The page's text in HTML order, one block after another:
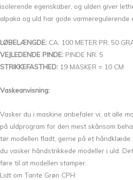
isolerende egenskaber, og ulden giver
alpaka og uld har gode varmeregulerende
LØBELÆNGDE: CA. 100 METER PR. 50
VEJLEDENDE PINDE: PINDE NR. 5
STRIKKEFASTHED: 19 MASKER = 10 CM
Vaskeanvisning:
Vasker du i maskine anbefaler vi, at alle
på uldprogram for den mest skånsom
tør modellen fladt, gerne på et
du vasker håndstrikkede modeller i uld.
føre til at modellen stamper.
Lidt om Tante Grøn CPH: